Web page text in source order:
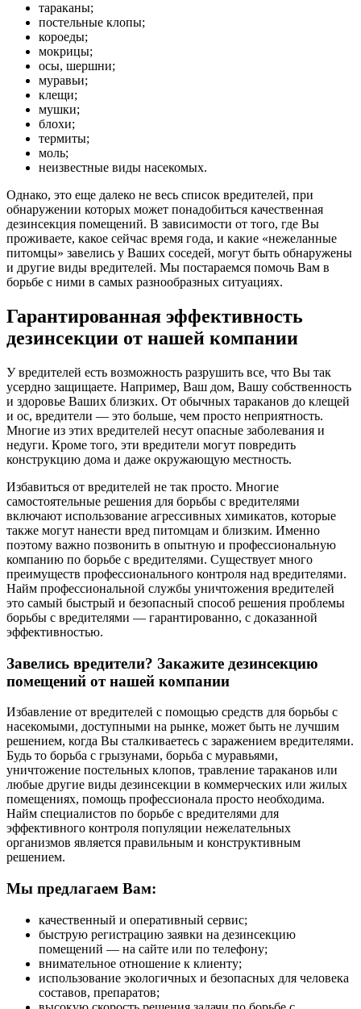
тараканы;
постельные клопы;
короеды;
мокрицы;
осы, шершни;
муравьи;
клещи;
мушки;
блохи;
термиты;
моль;
неизвестные виды насекомых.
Однако, это еще далеко не весь список вредителей, при
обнаружении которых может понадобиться качественная
дезинсекция помещений. В зависимости от того, где Вы
проживаете, какое сейчас время года, и какие «нежеланные
питомцы» завелись у Ваших соседей, могут быть обнаружены
и другие виды вредителей. Мы постараемся помочь Вам в
борьбе с ними в самых разнообразных ситуациях.
Гарантированная эффективность
дезинсекции от нашей компании
У вредителей есть возможность разрушить все, что Вы так
усердно защищаете. Например, Ваш дом, Вашу собственность
и здоровье Ваших близких. От обычных тараканов до клещей
и ос, вредители — это больше, чем просто неприятность.
Многие из этих вредителей несут опасные заболевания и
недуги. Кроме того, эти вредители могут повредить
конструкцию дома и даже окружающую местность.
Избавиться от вредителей не так просто. Многие
самостоятельные решения для борьбы с вредителями
включают использование агрессивных химикатов, которые
также могут нанести вред питомцам и близким. Именно
поэтому важно позвонить в опытную и профессиональную
компанию по борьбе с вредителями. Существует много
преимуществ профессионального контроля над вредителями.
Найм профессиональной службы уничтожения вредителей
это самый быстрый и безопасный способ решения проблемы
борьбы с вредителями — гарантированно, с доказанной
эффективностью.
Завелись вредители? Закажите дезинсекцию
помещений от нашей компании
Избавление от вредителей с помощью средств для борьбы с
насекомыми, доступными на рынке, может быть не лучшим
решением, когда Вы сталкиваетесь с заражением вредителями.
Будь то борьба с грызунами, борьба с муравьями,
уничтожение постельных клопов, травление тараканов или
любые другие виды дезинсекции в коммерческих или жилых
помещениях, помощь профессионала просто необходима.
Найм специалистов по борьбе с вредителями для
эффективного контроля популяции нежелательных
организмов является правильным и конструктивным
решением.
Мы предлагаем Вам:
качественный и оперативный сервис;
быструю регистрацию заявки на дезинсекцию
помещений — на сайте или по телефону;
внимательное отношение к клиенту;
использование экологичных и безопасных для человека
составов, препаратов;